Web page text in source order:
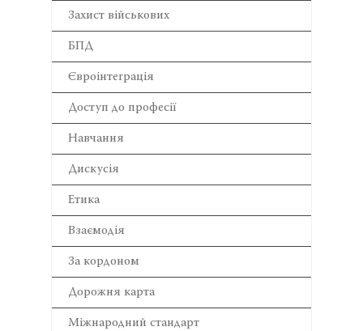
Захист військових
БПД
Євроінтеграція
Доступ до професії
Навчання
Дискусія
Етика
Взаємодія
За кордоном
Дорожня карта
Міжнародний стандарт